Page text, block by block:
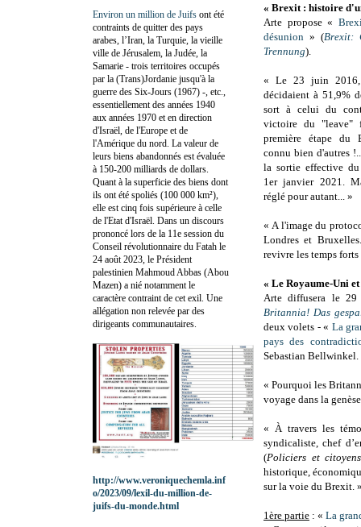
« Brexit : histoire
Arte propose «
désunion » (Brexit:
Trennung).
« Le 23 juin 2016,
décidaient à 51,9%
sort à celui du
victoire du "leave"
première étape
connu bien d'autres
la sortie effective
1er janvier 2021.
réglé pour autant... »
« A l'image du
Londres et
revivre les temps
« Le Royaume-Uni
Arte diffusera le
Britannia! Das
deux volets -« La
pays des
Sebastian Bellwinkel.
« Pourquoi les
voyage dans la
« À travers les
syndicaliste, chef
(Policiers et
historique,
sur la voie du Brexit.
1ère partie : « La
Environ un million de Juifs ont été
contraints de quitter des pays
arabes, l’Iran, la Turquie, la vieille
ville de Jérusalem, la Judée, la
Samarie - trois territoires occupés
par la (Trans)Jordanie jusqu'à la
guerre des Six-Jours (1967) -, etc.,
essentiellement des années 1940
aux années 1970 et en direction
d'Israël, de l'Europe et de
l'Amérique du nord. La valeur de
leurs biens abandonnés est évaluée
à 150-200 milliards de dollars.
Quant à la superficie des biens dont
ils ont été spoliés (100 000 km²),
elle est cinq fois supérieure à celle
de l'Etat d'Israël. Dans un discours
prononcé lors de la 11e session du
Conseil révolutionnaire du Fatah le
24 août 2023, le Président
palestinien Mahmoud Abbas (Abou
Mazen) a nié notamment le
caractère contraint de cet exil. Une
allégation non relevée par des
dirigeants communautaires.
http://www.veroniquechemla.inf
o/2023/09/lexil-du-million-de-
juifs-du-monde.html